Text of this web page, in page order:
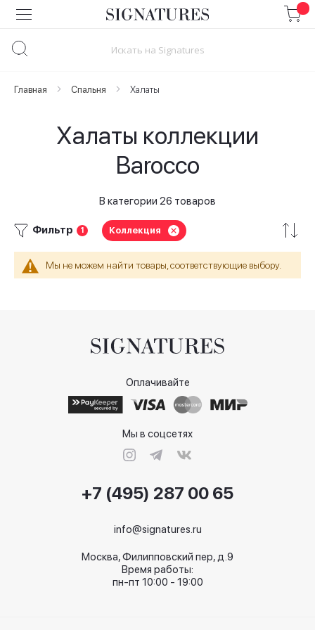
Skip
to
Главная Спальня Халаты
Халаты коллекции
Barocco
В категории 26 товаров
Фильтр 1 Коллекция
Мы не можем найти товары, соответствующие выбору.
Оплачивайте
Мы в соцсетях
+7 (495) 287 00 65
info@signatures.ru
Москва, Филипповский пер, д.9
Время работы:
пн-пт 10:00 - 19:00